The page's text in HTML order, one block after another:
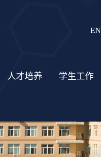
EN
人才培养 学生工作